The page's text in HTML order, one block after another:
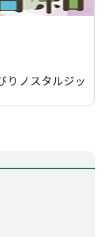
りノスタルジッ